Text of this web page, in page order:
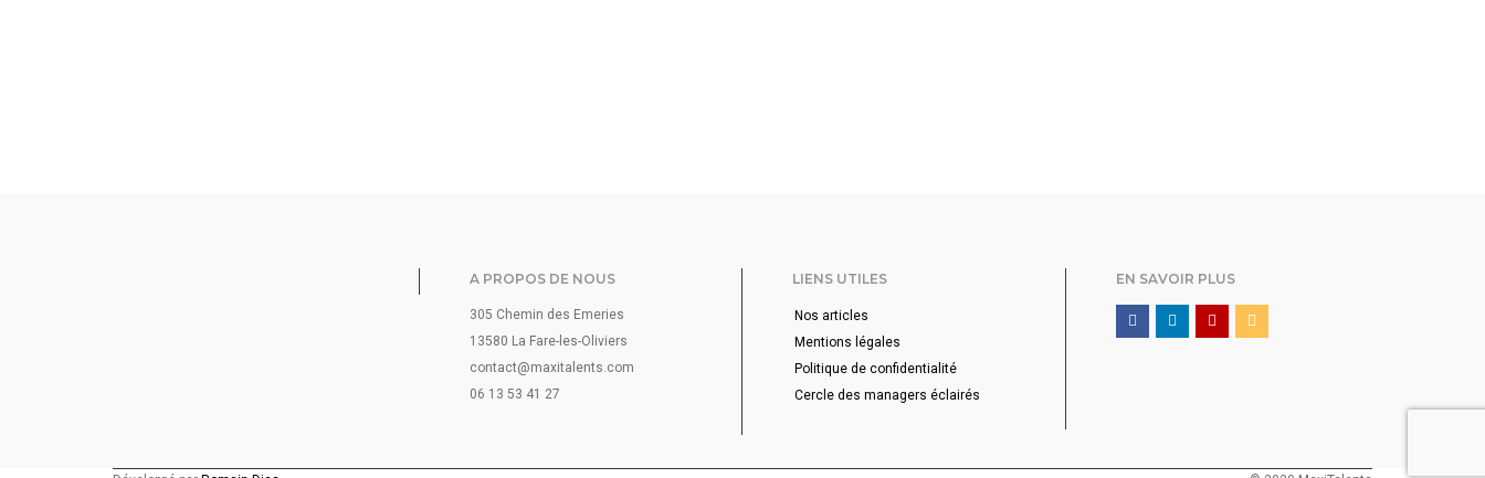
A PROPOS DE NOUS
305 Chemin des Emeries
13580 La Fare-les-Oliviers
contact@maxitalents.com
06 13 53 41 27
LIENS UTILES
Nos articles
Mentions légales
Politique de confidentialité
Cercle des managers éclairés
EN SAVOIR PLUS